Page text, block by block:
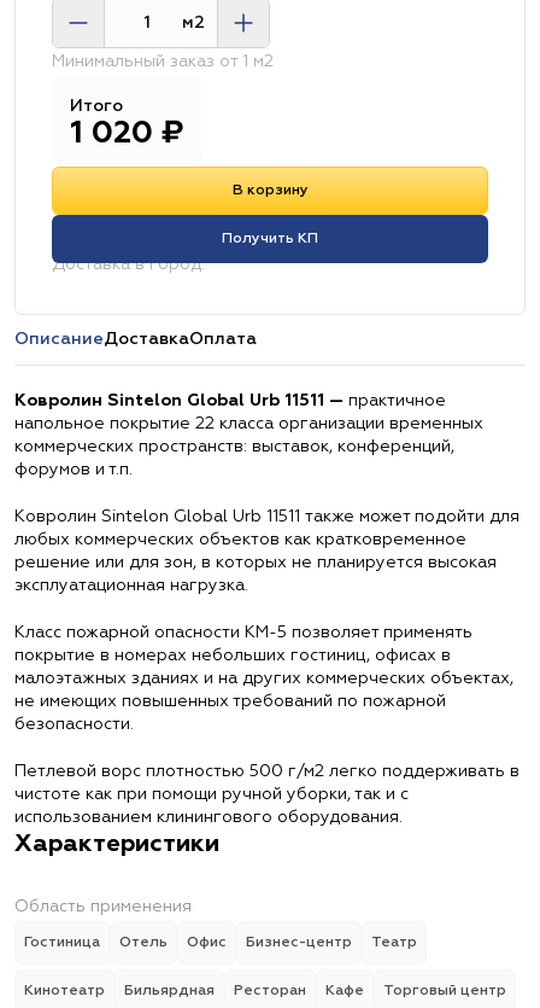
м2
Минимальный заказ от 1 м2
Итого
1 020 ₽
В корзину
Получить КП
Доставка в город:
ОписаниеДоставкаОплата
Ковролин Sintelon Global Urb 11511 — практичное
напольное покрытие 22 класса организации временных
коммерческих пространств: выставок, конференций,
форумов и т.п.
Ковролин Sintelon Global Urb 11511 также может подойти для
любых коммерческих объектов как кратковременное
решение или для зон, в которых не планируется высокая
эксплуатационная нагрузка.
Класс пожарной опасности КМ-5 позволяет применять
покрытие в номерах небольших гостиниц, офисах в
малоэтажных зданиях и на других коммерческих объектах,
не имеющих повышенных требований по пожарной
безопасности.
Петлевой ворс плотностью 500 г/м2 легко поддерживать в
чистоте как при помощи ручной уборки, так и с
использованием клинингового оборудования.
Характеристики
Область применения
Гостиница Отель Офис Бизнес-центр Театр
Кинотеатр Бильярдная Ресторан Кафе Торговый центр